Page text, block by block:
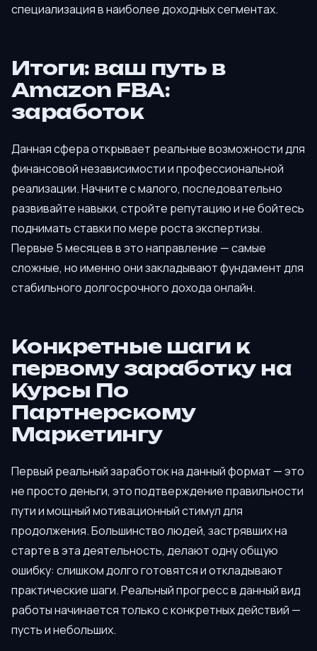
специализация в наиболее доходных сегментах.
Итоги: ваш путь в
Amazon FBA:
заработок
Данная сфера открывает реальные возможности для
финансовой независимости и профессиональной
реализации. Начните с малого, последовательно
развивайте навыки, стройте репутацию и не бойтесь
поднимать ставки по мере роста экспертизы.
Первые 5 месяцев в это направление — самые
сложные, но именно они закладывают фундамент для
стабильного долгосрочного дохода онлайн.
Конкретные шаги к
первому заработку на
Курсы По
Партнерскому
Маркетингу
Первый реальный заработок на данный формат — это
не просто деньги, это подтверждение правильности
пути и мощный мотивационный стимул для
продолжения. Большинство людей, застрявших на
старте в эта деятельность, делают одну общую
ошибку: слишком долго готовятся и откладывают
практические шаги. Реальный прогресс в данный вид
работы начинается только с конкретных действий —
пусть и небольших.